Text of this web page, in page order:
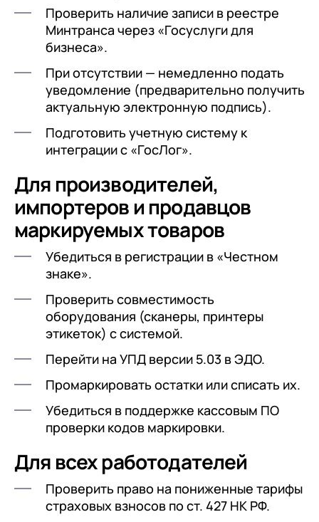
Проверить наличие записи в реестре
Минтранса через «Госуслуги для
бизнеса».
При отсутствии — немедленно подать
уведомление (предварительно получить
актуальную электронную подпись).
Подготовить учетную систему к
интеграции с «ГосЛог».
Для производителей,
импортеров и продавцов
маркируемых товаров
Убедиться в регистрации в «Честном
знаке».
Проверить совместимость
оборудования (сканеры, принтеры
этикеток) с системой.
Перейти на УПД версии 5.03 в ЭДО.
Промаркировать остатки или списать их.
Убедиться в поддержке кассовым ПО
проверки кодов маркировки.
Для всех работодателей
Проверить право на пониженные тарифы
страховых взносов по ст. 427 НК РФ.